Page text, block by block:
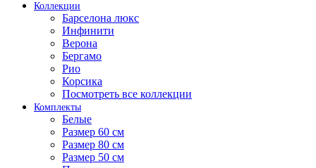
Коллекции
Барселона люкс
Инфинити
Верона
Бергамо
Рио
Корсика
Посмотреть все коллекции
Комплекты
Белые
Размер 60 см
Размер 80 см
Размер 50 см